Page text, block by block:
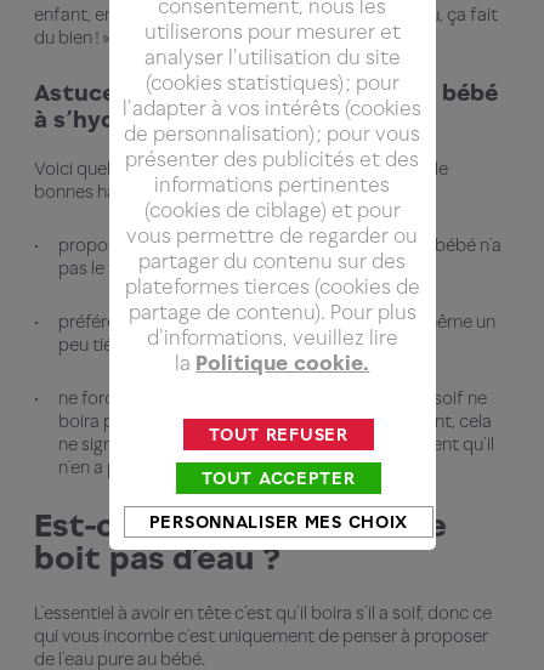
enfant, en verbalisant : « j’ai soif, je vais boire de l’eau, ça fait
du bien ! » va lui donner envie de vous imiter.
Astuces pratiques pour aider votre bébé
à s’hydrater
Voici quelques conseils pour donner à votre bébé de
bonnes habitudes en matière d’hydratation :
proposez de l’eau entre les repas, lorsque votre bébé n’a
pas le ventre plein,
préférez une eau à température ambiante, ou même un
peu tiédie, proche de celle du lait,
ne forcez pas votre enfant : un bébé qui n’a pas soif ne
boira pas, comme nous l’avons vu précédemment, cela
ne signifie pas qu’il est en danger, mais simplement qu’il
n’en a pas besoin.
Est-ce grave si un bébé ne
boit pas d’eau ?
L’essentiel à avoir en tête c’est qu’il boira s’il a soif, donc ce
qui vous incombe c’est uniquement de penser à proposer
de l’eau pure au bébé.
consentement, nous les
utiliserons pour mesurer et
analyser l'utilisation du site
(cookies statistiques) ; pour
l'adapter à vos intérêts (cookies
de personnalisation) ; pour vous
présenter des publicités et des
informations pertinentes
(cookies de ciblage) et pour
vous permettre de regarder ou
partager du contenu sur des
plateformes tierces (cookies de
partage de contenu). Pour plus
d'informations, veuillez lire
la Politique cookie.
TOUT REFUSER
TOUT ACCEPTER
PERSONNALISER MES CHOIX